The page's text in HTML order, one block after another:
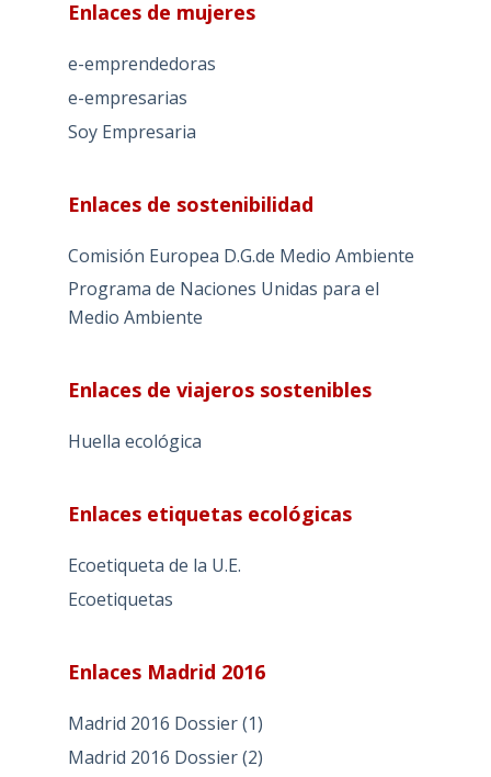
Enlaces de mujeres
e-emprendedoras
e-empresarias
Soy Empresaria
Enlaces de sostenibilidad
Comisión Europea D.G.de Medio Ambiente
Programa de Naciones Unidas para el
Medio Ambiente
Enlaces de viajeros sostenibles
Huella ecológica
Enlaces etiquetas ecológicas
Ecoetiqueta de la U.E.
Ecoetiquetas
Enlaces Madrid 2016
Madrid 2016 Dossier (1)
Madrid 2016 Dossier (2)